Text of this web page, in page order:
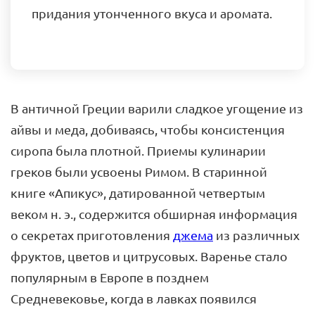
придания утонченного вкуса и аромата.
В античной Греции варили сладкое угощение из
айвы и меда, добиваясь, чтобы консистенция
сиропа была плотной. Приемы кулинарии
греков были усвоены Римом. В старинной
книге «Апикус», датированной четвертым
веком н. э., содержится обширная информация
о секретах приготовления джема из различных
фруктов, цветов и цитрусовых. Варенье стало
популярным в Европе в позднем
Средневековье, когда в лавках появился